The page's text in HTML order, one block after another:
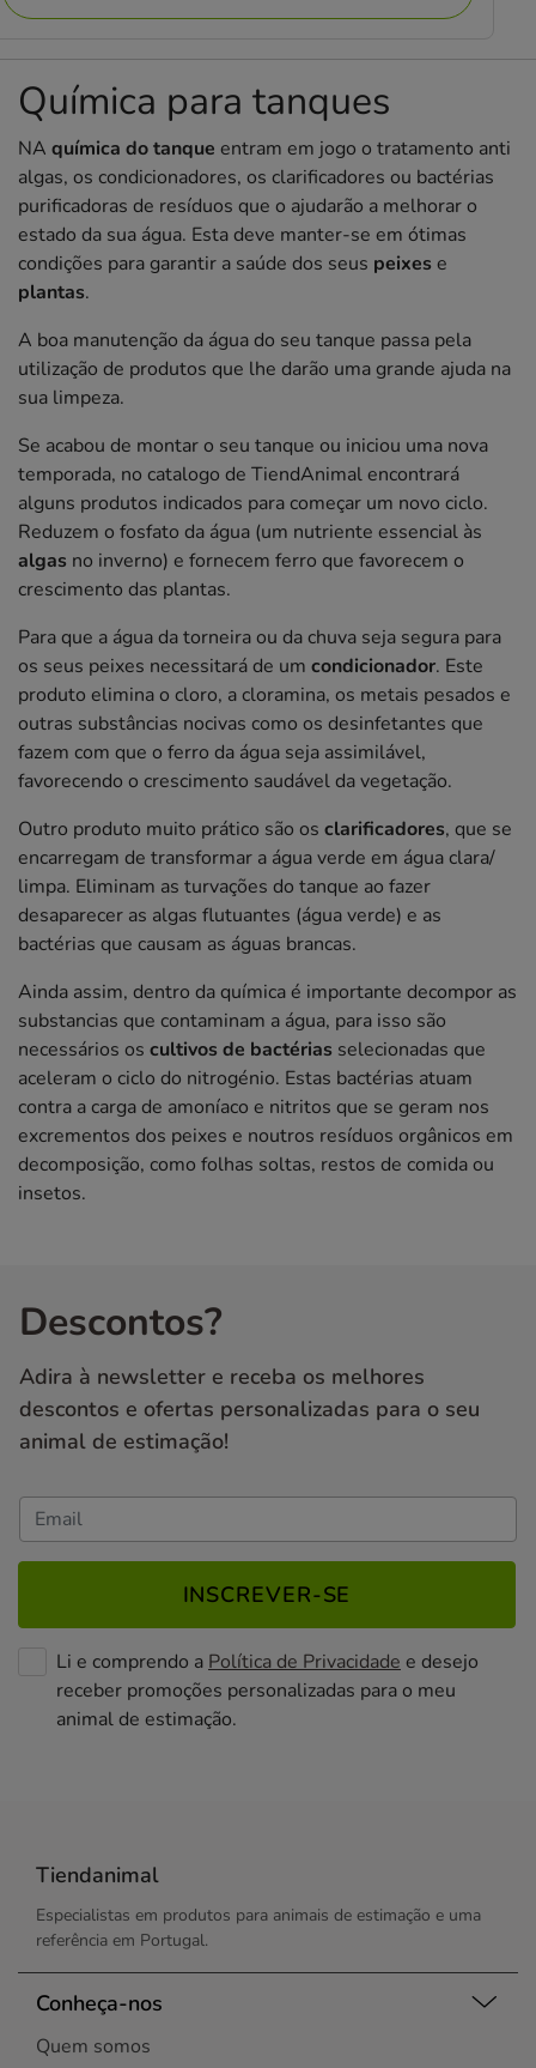
Química para tanques
NA química do tanque entram em jogo o tratamento anti
algas, os condicionadores, os clarificadores ou bactérias
purificadoras de resíduos que o ajudarão a melhorar o
estado da sua água. Esta deve manter-se em ótimas
condições para garantir a saúde dos seus peixes e
plantas.
A boa manutenção da água do seu tanque passa pela
utilização de produtos que lhe darão uma grande ajuda na
sua limpeza.
Se acabou de montar o seu tanque ou iniciou uma nova
temporada, no catalogo de TiendAnimal encontrará
alguns produtos indicados para começar um novo ciclo.
Reduzem o fosfato da água (um nutriente essencial às
algas no inverno) e fornecem ferro que favorecem o
crescimento das plantas.
Para que a água da torneira ou da chuva seja segura para
os seus peixes necessitará de um condicionador. Este
produto elimina o cloro, a cloramina, os metais pesados e
outras substâncias nocivas como os desinfetantes que
fazem com que o ferro da água seja assimilável,
favorecendo o crescimento saudável da vegetação.
Outro produto muito prático são os clarificadores, que se
encarregam de transformar a água verde em água clara/
limpa. Eliminam as turvações do tanque ao fazer
desaparecer as algas flutuantes (água verde) e as
bactérias que causam as águas brancas.
Ainda assim, dentro da química é importante decompor as
substancias que contaminam a água, para isso são
necessários os cultivos de bactérias selecionadas que
aceleram o ciclo do nitrogénio. Estas bactérias atuam
contra a carga de amoníaco e nitritos que se geram nos
excrementos dos peixes e noutros resíduos orgânicos em
decomposição, como folhas soltas, restos de comida ou
insetos.
Descontos?
Adira à newsletter e receba os melhores
descontos e ofertas personalizadas para o seu
animal de estimação!
INSCREVER-SE
Li e comprendo a Política de Privacidade e desejo
receber promoções personalizadas para o meu
animal de estimação.
Tiendanimal
Especialistas em produtos para animais de estimação e uma
referência em Portugal.
Conheça-nos
Quem somos